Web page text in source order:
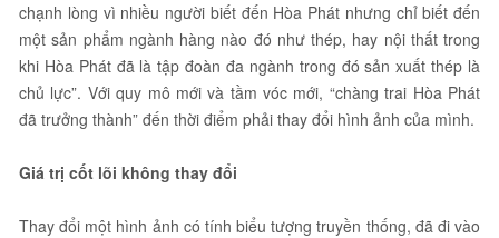
chạnh lòng vì nhiều người biết đến Hòa Phát nhưng chỉ biết đến
một sản phẩm ngành hàng nào đó như thép, hay nội thất trong
khi Hòa Phát đã là tập đoàn đa ngành trong đó sản xuất thép là
chủ lực”. Với quy mô mới và tầm vóc mới, “chàng trai Hòa Phát
đã trưởng thành” đến thời điểm phải thay đổi hình ảnh của mình.
Giá trị cốt lõi không thay đổi
Thay đổi một hình ảnh có tính biểu tượng truyền thống, đã đi vào